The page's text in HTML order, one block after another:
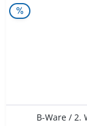
B-Ware / 2.